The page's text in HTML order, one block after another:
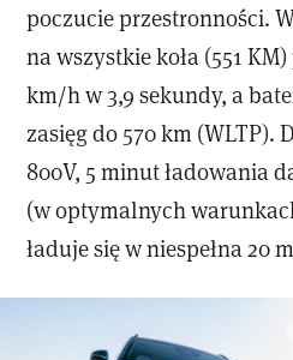
poczucie przestronności.
na wszystkie koła (551
km/h w 3,9 sekundy, a
zasięg do 570 km (WLTP).
800V, 5 minut ładowania
(w optymalnych
ładuje się w niespełna 20